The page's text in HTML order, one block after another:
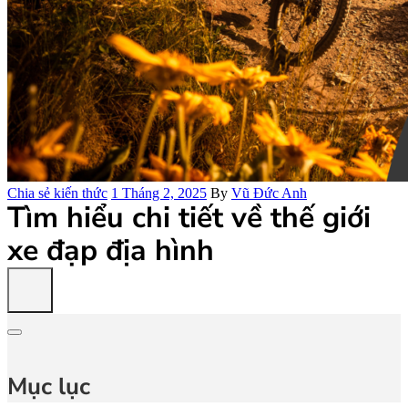
Danh
mục:
Chia sẻ kiến thức 1 Tháng 2, 2025 By Vũ Đức Anh
Tìm hiểu chi tiết về thế giới
xe đạp địa hình
Mục lục